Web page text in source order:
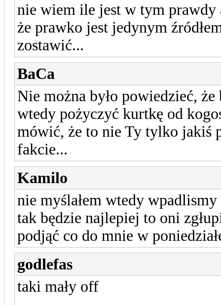
nie wiem ile jest w tym prawdy
że prawko jest jedynym
zostawić...
BaCa
Nie można było powiedzieć, że
wtedy pożyczyć kurtkę od
mówić, że to nie Ty tylko jakiś
fakcie...
Kamilo
nie myślałem wtedy wpadlismy
tak będzie najlepiej to oni
podjąć co do mnie w
godlefas
taki mały off